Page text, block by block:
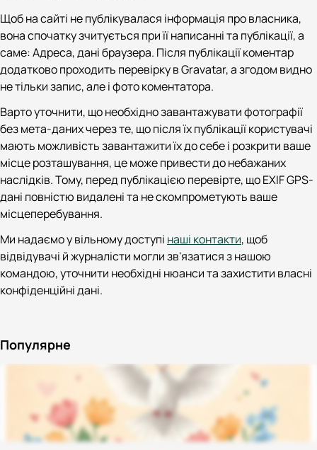
Щоб на сайті не публікувалася інформація про власника,
вона спочатку зчитується при її написанні та публікації, а
саме: Адреса, дані браузера. Після публікації коментар
додатково проходить перевірку в Gravatar, а згодом видно
не тільки запис, але і фото коментатора.
Варто уточнити, що необхідно завантажувати фотографії
без мета-даних через те, що після їх публікації користувачі
мають можливість завантажити їх до себе і розкрити ваше
місце розташування, це може привести до небажаних
наслідків. Тому, перед публікацією перевірте, що EXIF GPS-
дані повністю видалені та не скомпрометують ваше
місцеперебування.
Ми надаємо у вільному доступі наші контакти, щоб
відвідувачі й журналісти могли зв'язатися з нашою
командою, уточнити необхідні нюанси та захистити власні
конфіденційні дані.
Популярне